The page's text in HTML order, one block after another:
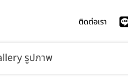
ติดต่อเรา
รูปภาพ